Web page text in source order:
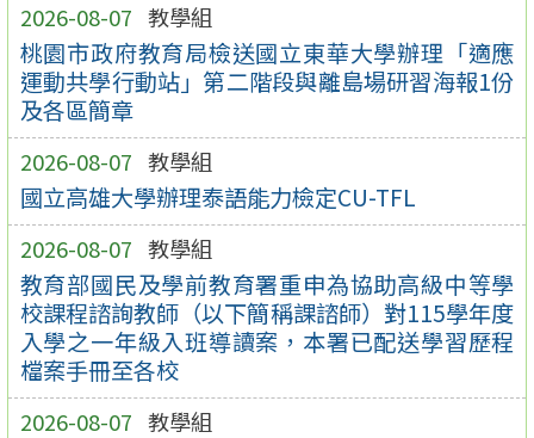
2026-08-07 教學組
桃園市政府教育局檢送國立東華大學辦理「適應
運動共學行動站」第二階段與離島場研習海報1份
及各區簡章
2026-08-07 教學組
國立高雄大學辦理泰語能力檢定CU-TFL
2026-08-07 教學組
教育部國民及學前教育署重申為協助高級中等學
校課程諮詢教師（以下簡稱課諮師）對115學年度
入學之一年級入班導讀案，本署已配送學習歷程
檔案手冊至各校
2026-08-07 教學組